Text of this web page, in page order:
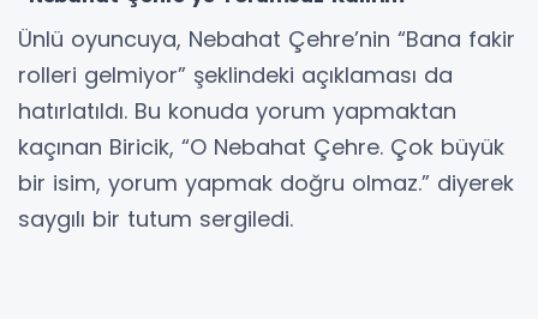
Ünlü oyuncuya, Nebahat Çehre’nin “Bana fakir
rolleri gelmiyor” şeklindeki açıklaması da
hatırlatıldı. Bu konuda yorum yapmaktan
kaçınan Biricik, “O Nebahat Çehre. Çok büyük
bir isim, yorum yapmak doğru olmaz.” diyerek
saygılı bir tutum sergiledi.